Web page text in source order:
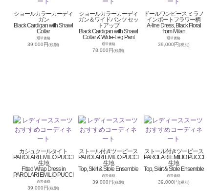
ショールカラーカーディ
ガン
Black Cardigan with Shawl
Collar
通常価格
39,000円(税別)
ショールカラーカーディ
ガン＆ワイドパンツ セッ
トアップ
Black Cardigan with Shawl
Collar & Wide-Leg Pant
通常価格
78,000円(税別)
ドールワンピース ミラノ
インポートフラワー柄
A-line Dress, Black Floral
from Milan
通常価格
39,000円(税別)
カシュクールタイト
PAROLARI EMILIO PUCCI
生地
Fitted Wrap Dress in
PAROLARI EMILIO PUCCI
通常価格
39,000円(税別)
ストール付きツーピース
PAROLARI EMILIO PUCCI
生地
Top, Skirt & Stole Ensemble
通常価格
39,000円(税別)
ストール付きツーピース
PAROLARI EMILIO PUCCI
生地
Top, Skirt & Stole Ensemble
通常価格
39,000円(税別)